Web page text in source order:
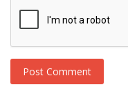
Post Comment